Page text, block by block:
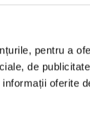
pentru a
de
oferite